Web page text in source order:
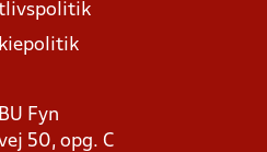
Fyn
50, opg. C